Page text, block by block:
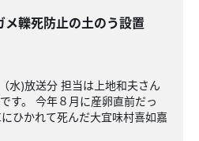
メ轢死防止の土のう設置
水)放送分 担当は上地和夫さん
す。 今年８月に産卵直前だっ
ひかれて死んだ大宜味村喜如嘉